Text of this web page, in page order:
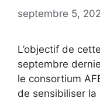
septembre 5,
L’objectif de
septembre
le consortium
de sensibiliser la